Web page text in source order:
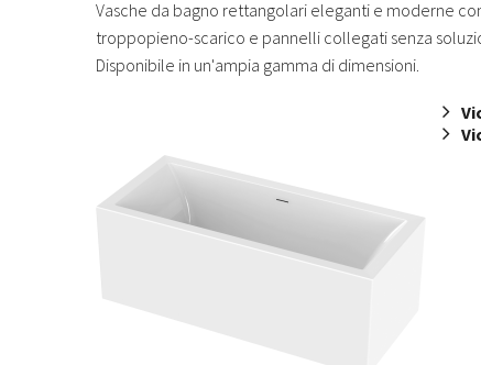
Vasche da bagno rettangolari eleganti e moderne
troppopieno-scarico e pannelli collegati senza
Disponibile in un'ampia gamma di dimensioni.